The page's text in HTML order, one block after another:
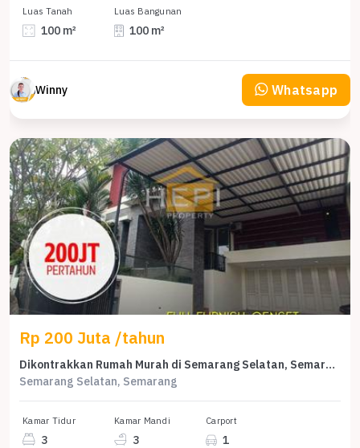
Luas Tanah
100 m²
Luas Bangunan
100 m²
Winny Whatsapp
Rp 200 Juta /tahun
Dikontrakkan Rumah Murah di Semarang Selatan, Semarang, LT 240m²
Semarang Selatan, Semarang
Kamar Tidur
3
Kamar Mandi
3
Carport
1